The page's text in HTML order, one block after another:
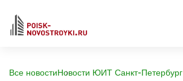
Все новостиНовости ЮИТ Санкт-Петербург